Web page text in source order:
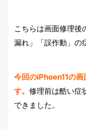
こちらは画面修理後
漏れ」「誤作動」の
今回のiPhoen11の
す。 修理前は酷い症
できました。